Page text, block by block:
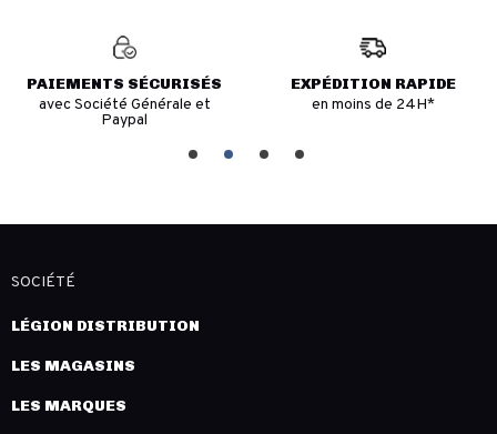
PAIEMENTS SÉCURISÉS
avec Société Générale et
Paypal
EXPÉDITION RAPIDE
en moins de 24H*
SOCIÉTÉ
LÉGION DISTRIBUTION
LES MAGASINS
LES MARQUES